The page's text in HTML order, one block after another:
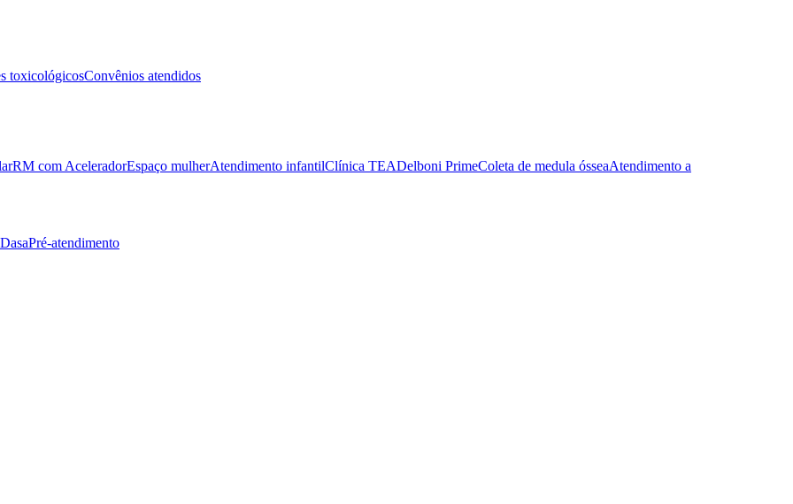
toxicológicosConvênios atendidos
RM com AceleradorEspaço mulherAtendimento infantilClínica TEADelboni PrimeColeta de medula ósseaAtendimento a
Pré-atendimento